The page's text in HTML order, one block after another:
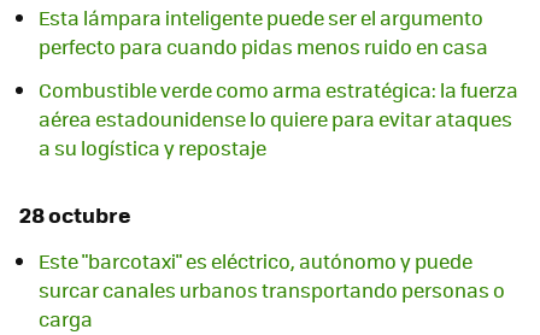
Esta lámpara inteligente puede ser el argumento
perfecto para cuando pidas menos ruido en casa
Combustible verde como arma estratégica: la fuerza
aérea estadounidense lo quiere para evitar ataques
a su logística y repostaje
28 octubre
Este "barcotaxi" es eléctrico, autónomo y puede
surcar canales urbanos transportando personas o
carga